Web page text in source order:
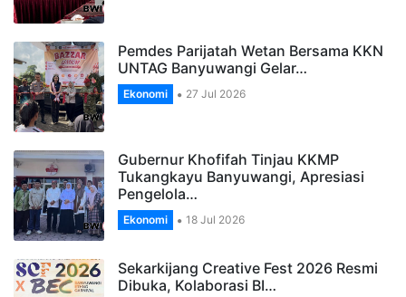
Pemdes Parijatah Wetan Bersama KKN
UNTAG Banyuwangi Gelar…
Ekonomi 27 Jul 2026
Gubernur Khofifah Tinjau KKMP
Tukangkayu Banyuwangi, Apresiasi
Pengelola…
Ekonomi 18 Jul 2026
Sekarkijang Creative Fest 2026 Resmi
Dibuka, Kolaborasi BI…